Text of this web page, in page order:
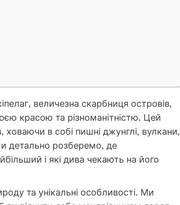
величезна скарбниця островів,
красою та різноманітністю. Цей
ховаючи в собі пишні джунглі, вулкани,
детально розберемо, де
і які дива чекають на його
та унікальні особливості. Ми